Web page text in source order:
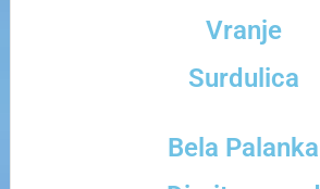
Vranje
Surdulica
Bela Palanka